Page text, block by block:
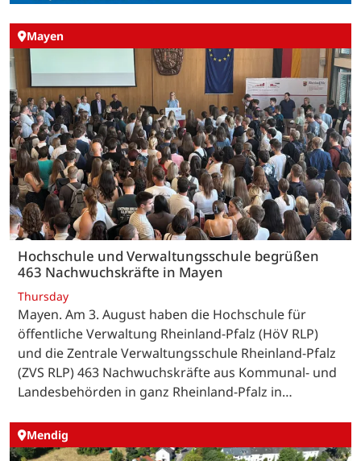
Mayen
Hochschule und Verwaltungsschule begrüßen
463 Nachwuchskräfte in Mayen
Thursday
Mayen. Am 3. August haben die Hochschule für
öffentliche Verwaltung Rheinland-Pfalz (HöV RLP)
und die Zentrale Verwaltungsschule Rheinland-Pfalz
(ZVS RLP) 463 Nachwuchskräfte aus Kommunal- und
Landesbehörden in ganz Rheinland-Pfalz in…
Mendig